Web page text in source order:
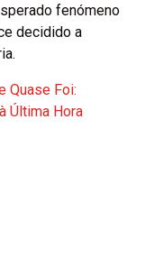
fenómeno
decidido a
Quase Foi:
Última Hora